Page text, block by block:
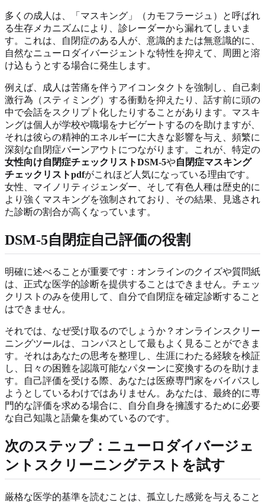
多くの成人は、「マスキング」（カモフラージュ）と呼ばれ
る生存メカニズムにより、診レーダーから漏れてしまいま
す。これは、自閉症のある人が、意識的または無意識的に、
自然なニューロダイバージェントな特性を抑えて、周囲と溶
け込もうとする場合に発生します。
例えば、成人は苦痛を伴うアイコンタクトを強制し、自己刺
激行為（スティミング）する衝動を抑えたり、話す前に頭の
中で会話をスクリプト化したりすることがあります。マスキ
ングは個人が学校や職場をナビゲートするのを助けますが、
それは彼らの精神的エネルギーに大きな影響を与え、頻繁に
深刻な自閉症バーンアウトにつながります。これが、特定の
女性向け自閉症チェックリストDSM-5や自閉症マスキング
チェックリストpdfがこれほど人気になっている理由です。
女性、マイノリティジェンダー、そして有色人種は歴史的に
より強くマスキングを強制されており、その結果、見逃され
た診断の割合が高くなっています。
DSM-5自閉症自己評価の役割
明確に述べることが重要です：オンラインのクイズや質問紙
は、正式な医学的診断を提供することはできません。チェッ
クリストのみを使用して、自分で自閉症を確定診断すること
はできません。
それでは、なぜ受け取るのでしょうか？オンラインスクリー
ニングツールは、コンパスとして最もよく見ることができま
す。それはあなたの思考を整理し、生涯にわたる経験を検証
し、日々の困難を認識可能なパターンに変換するのを助けま
す。自己評価を受ける際、あなたは医療専門家をバイパスし
ようとしているわけではありません。あなたは、最終的に専
門的な評価を求める場合に、自分自身を擁護するために必要
な自己知識と語彙を集めているのです。
次のステップ：ニューロダイバージェ
ントスクリーニングテストを試す
厳格な医学的基準を読むことは、孤立した感覚を与えること